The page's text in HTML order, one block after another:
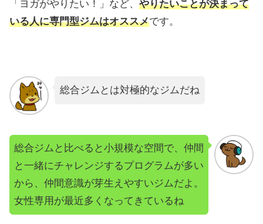
「ヨガがやりたい！」など、 やりたいことが決まって
いる人に専門型ジムはオススメです。
総合ジムとは対極的なジムだね
総合ジムと比べると小規模な空間で、仲間
と一緒にチャレンジするプログラムが多い
から、仲間意識が芽生えやすいジムだよ。
女性専用が最近多くなってきているね